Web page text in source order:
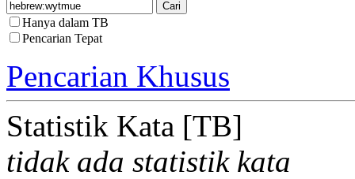
Hanya dalam TB
Pencarian Tepat
Pencarian Khusus
Statistik Kata [TB]
tidak ada statistik kata